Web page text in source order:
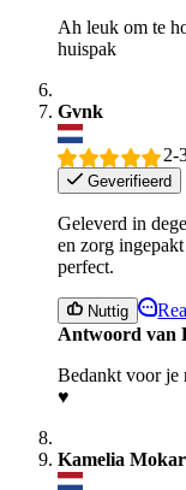
Ah leuk om te
huispak
Gvnk
2-
Geverifieerd
Geleverd in
en zorg
perfect.
Nuttig
Antwoord van
Bedankt voor je
♥️
Kamelia